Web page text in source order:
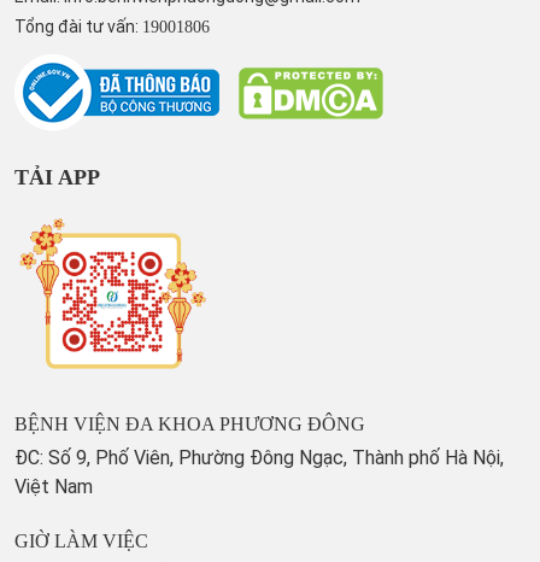
Tổng đài tư vấn: 19001806
TẢI APP
BỆNH VIỆN ĐA KHOA PHƯƠNG ĐÔNG
ĐC: Số 9, Phố Viên, Phường Đông Ngạc, Thành phố Hà Nội,
Việt Nam
GIỜ LÀM VIỆC